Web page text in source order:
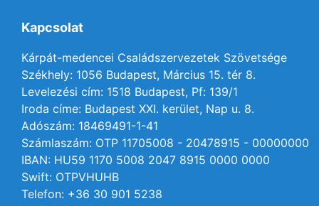
Kapcsolat
Kárpát-medencei Családszervezetek Szövetsége
Székhely: 1056 Budapest, Március 15. tér 8.
Levelezési cím: 1518 Budapest, Pf: 139/1
Iroda címe: Budapest XXI. kerület, Nap u. 8.
Adószám: 18469491-1-41
Számlaszám: OTP 11705008 - 20478915 - 00000000
IBAN: HU59 1170 5008 2047 8915 0000 0000
Swift: OTPVHUHB
Telefon: +36 30 901 5238